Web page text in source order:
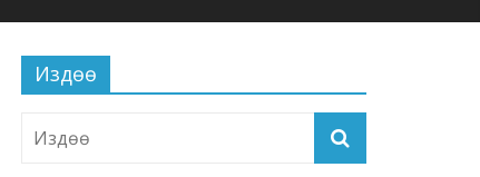
Издөө